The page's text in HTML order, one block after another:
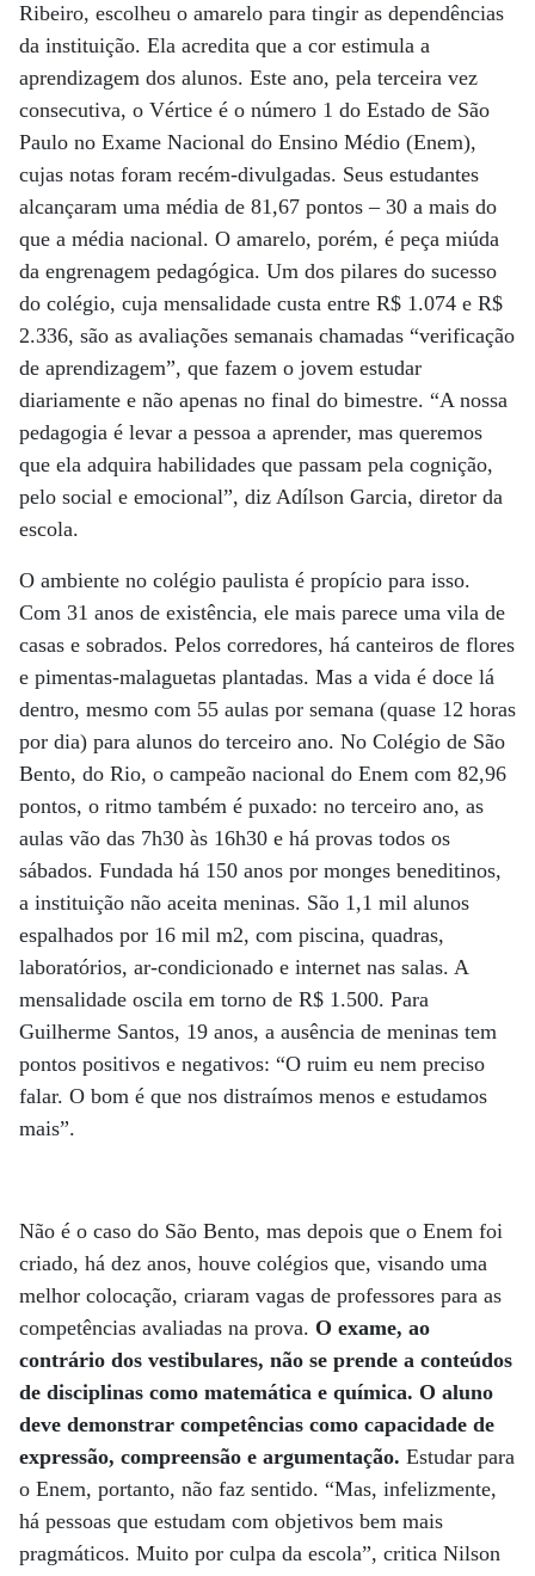
Ribeiro, escolheu o amarelo para tingir as dependências
da instituição. Ela acredita que a cor estimula a
aprendizagem dos alunos. Este ano, pela terceira vez
consecutiva, o Vértice é o número 1 do Estado de São
Paulo no Exame Nacional do Ensino Médio (Enem),
cujas notas foram recém-divulgadas. Seus estudantes
alcançaram uma média de 81,67 pontos – 30 a mais do
que a média nacional. O amarelo, porém, é peça miúda
da engrenagem pedagógica. Um dos pilares do sucesso
do colégio, cuja mensalidade custa entre R$ 1.074 e R$
2.336, são as avaliações semanais chamadas “verificação
de aprendizagem”, que fazem o jovem estudar
diariamente e não apenas no final do bimestre. “A nossa
pedagogia é levar a pessoa a aprender, mas queremos
que ela adquira habilidades que passam pela cognição,
pelo social e emocional”, diz Adílson Garcia, diretor da
escola.
O ambiente no colégio paulista é propício para isso.
Com 31 anos de existência, ele mais parece uma vila de
casas e sobrados. Pelos corredores, há canteiros de flores
e pimentas-malaguetas plantadas. Mas a vida é doce lá
dentro, mesmo com 55 aulas por semana (quase 12 horas
por dia) para alunos do terceiro ano. No Colégio de São
Bento, do Rio, o campeão nacional do Enem com 82,96
pontos, o ritmo também é puxado: no terceiro ano, as
aulas vão das 7h30 às 16h30 e há provas todos os
sábados. Fundada há 150 anos por monges beneditinos,
a instituição não aceita meninas. São 1,1 mil alunos
espalhados por 16 mil m2, com piscina, quadras,
laboratórios, ar-condicionado e internet nas salas. A
mensalidade oscila em torno de R$ 1.500. Para
Guilherme Santos, 19 anos, a ausência de meninas tem
pontos positivos e negativos: “O ruim eu nem preciso
falar. O bom é que nos distraímos menos e estudamos
mais”.
Não é o caso do São Bento, mas depois que o Enem foi
criado, há dez anos, houve colégios que, visando uma
melhor colocação, criaram vagas de professores para as
competências avaliadas na prova. O exame, ao
contrário dos vestibulares, não se prende a conteúdos
de disciplinas como matemática e química. O aluno
deve demonstrar competências como capacidade de
expressão, compreensão e argumentação. Estudar para
o Enem, portanto, não faz sentido. “Mas, infelizmente,
há pessoas que estudam com objetivos bem mais
pragmáticos. Muito por culpa da escola”, critica Nilson